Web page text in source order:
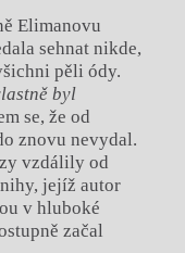
Elimanovu
sehnat nikde,
pěli ódy.
byl
se, že od
znovu nevydal.
vzdálily od
jejíž autor
v hluboké
začal